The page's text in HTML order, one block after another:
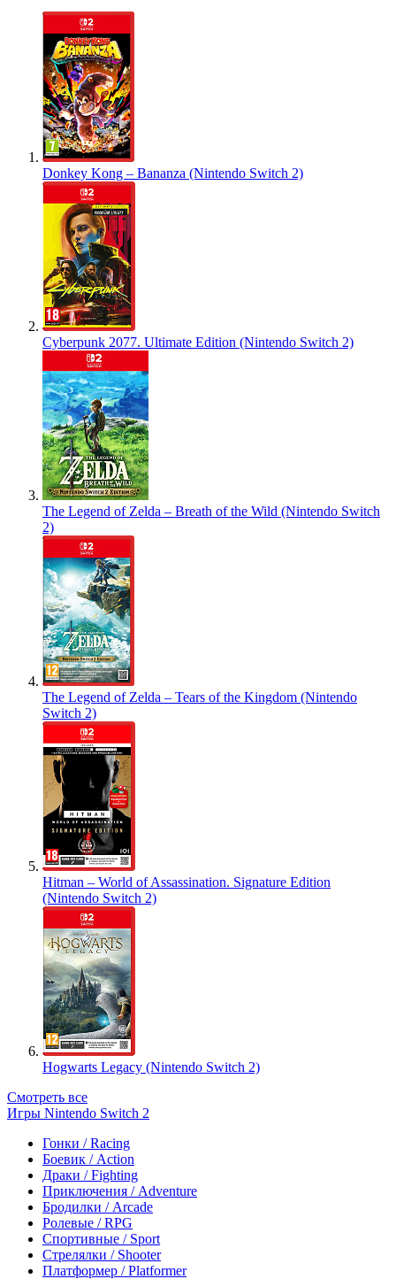
Donkey Kong – Bananza (Nintendo Switch 2)
Cyberpunk 2077. Ultimate Edition (Nintendo Switch 2)
The Legend of Zelda – Breath of the Wild (Nintendo Switch
2)
The Legend of Zelda – Tears of the Kingdom (Nintendo
Switch 2)
Hitman – World of Assassination. Signature Edition
(Nintendo Switch 2)
Hogwarts Legacy (Nintendo Switch 2)
Смотреть все
Игры Nintendo Switch 2
Гонки / Racing
Боевик / Action
Драки / Fighting
Приключения / Adventure
Бродилки / Arcade
Ролевые / RPG
Спортивные / Sport
Стрелялки / Shooter
Платформер / Platformer